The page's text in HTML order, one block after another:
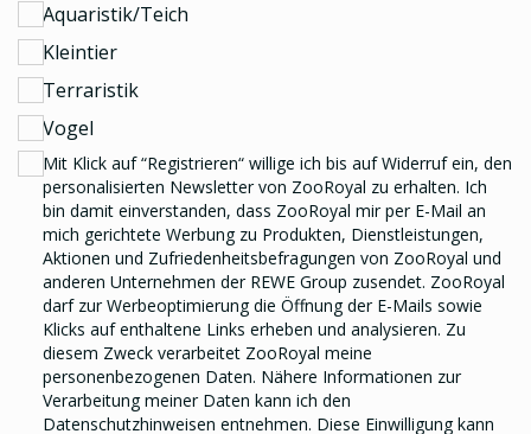
Aquaristik/Teich
Kleintier
Terraristik
Vogel
Mit Klick auf “Registrieren“ willige ich bis auf Widerruf ein, den
personalisierten Newslettervon ZooRoyal zu erhalten. Ich
bin damit einverstanden, dass ZooRoyal mir per E-Mail an
mich gerichtete Werbung zu Produkten, Dienstleistungen,
Aktionen und Zufriedenheitsbefragungen von ZooRoyal und
anderen Unternehmen der REWE Group zusendet. ZooRoyal
darf zur Werbeoptimierung die Öffnung der E-Mails sowie
Klicks auf enthaltene Links erheben und analysieren. Zu
diesem Zweck verarbeitet ZooRoyal meine
personenbezogenen Daten. Nähere Informationen zur
Verarbeitung meiner Daten kann ich den
Datenschutzhinweisen entnehmen. Diese Einwilligung kann